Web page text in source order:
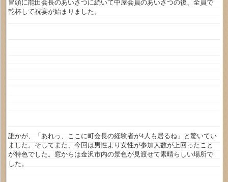
冒頭に能田会長のあいさつに続いて中屋会員のあいさつの後、全員で
乾杯して祝宴が始まりました。
誰かが、「あれっ、ここに町会長の経験者が4人も居るね」と驚いてい
ました。そしてまた、今回は男性より女性が参加人数が上回ったこと
が特色でした。窓からは金沢市内の景色が見渡せて素晴らしい場所で
した。